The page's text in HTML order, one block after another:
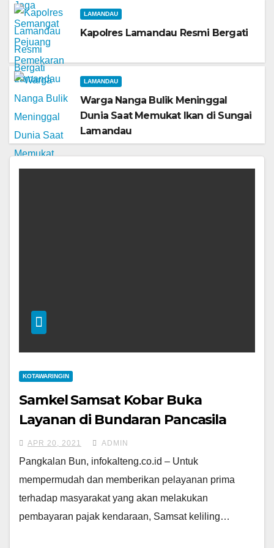
LAMANDAU
Kapolres Lamandau Resmi Bergati
LAMANDAU
Warga Nanga Bulik Meninggal
Dunia Saat Memukat Ikan di Sungai
Lamandau
KOTAWARINGIN
Samkel Samsat Kobar Buka
Layanan di Bundaran Pancasila
APR 20, 2021 ADMIN
Pangkalan Bun, infokalteng.co.id – Untuk
mempermudah dan memberikan pelayanan prima
terhadap masyarakat yang akan melakukan
pembayaran pajak kendaraan, Samsat keliling…